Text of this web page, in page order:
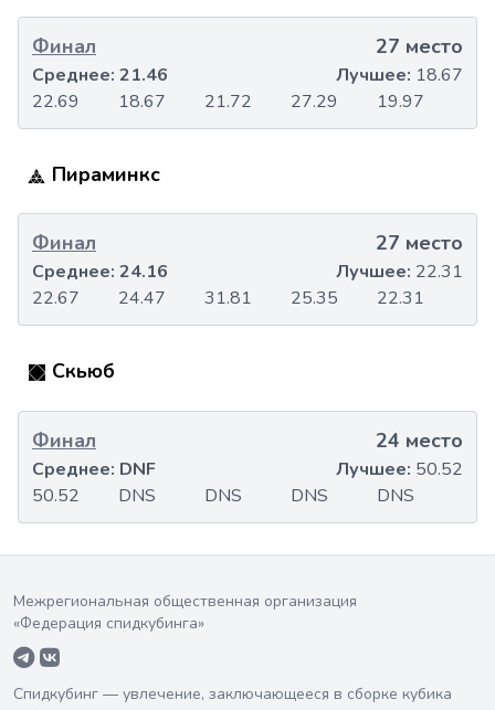
Финал 27 место
22.69 18.67 21.72 27.29 19.97
Среднее: 21.46 Лучшее: 18.67
Пираминкс
Финал 27 место
22.67 24.47 31.81 25.35 22.31
Среднее: 24.16 Лучшее: 22.31
Скьюб
Финал 24 место
50.52 DNS DNS DNS DNS
Среднее: DNF Лучшее: 50.52
Межрегиональная общественная организация
«Федерация спидкубинга»
Спидкубинг — увлечение, заключающееся в сборке кубика